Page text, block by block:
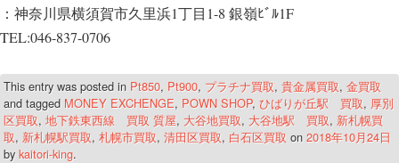
：神奈川県横須賀市久里浜1丁目1-8 銀嶺ﾋﾞﾙ1F
TEL:046-837-0706
This entry was posted in Pt850, Pt900, プラチナ買取, 貴金属買取, 金買取
and tagged MONEY EXCHENGE, POWN SHOP, ひばりが丘駅 買取, 厚別
区買取, 地下鉄東西線 買取 質屋, 大谷地買取, 大谷地駅 買取, 新札幌買
取, 新札幌駅買取, 札幌市買取, 清田区買取, 白石区買取 on 2018年10月24日
bykaitori-king.